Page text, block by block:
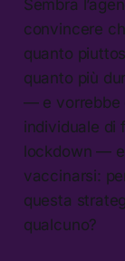
Sembra
convincere
quanto
quanto più
— e vorrebbe
individuale di
lockdown —
vaccinarsi:
questa
qualcuno?